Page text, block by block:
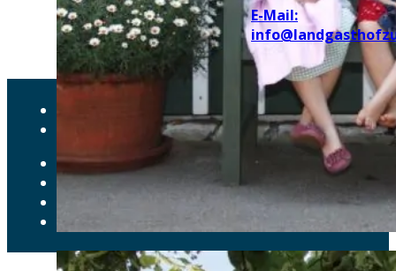
E-Mail:
DATENSCHUTZ
IMPRESSUM
LEICHTE SPRACHE